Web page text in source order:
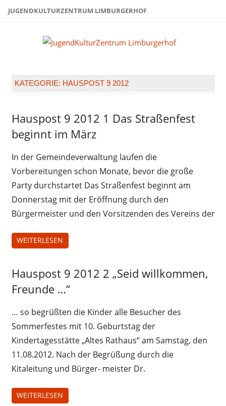
ZumJUGENDKULTURZENTRUM LIMBURGERHOF
KATEGORIE: HAUSPOST 9 2012
Hauspost
9 2012
Hauspost 9 2012 1 Das Straßenfest
beginnt im März
In der Gemeindeverwaltung laufen die
Vorbereitungen schon Monate, bevor die große
Party durchstartet Das Straßenfest beginnt am
Donnerstag mit der Eröffnung durch den
Bürgermeister und den Vorsitzenden des Vereins der
WEITERLESEN
Hauspost
9 2012
Hauspost 9 2012 2 „Seid willkommen,
Freunde …“
… so begrüßten die Kinder alle Besucher des
Sommerfestes mit 10. Geburtstag der
Kindertagesstätte „Altes Rathaus“ am Samstag, den
11.08.2012. Nach der Begrüßung durch die
Kitaleitung und Bürger- meister Dr.
WEITERLESEN